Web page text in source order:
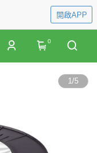
開啟APP
0
1/5